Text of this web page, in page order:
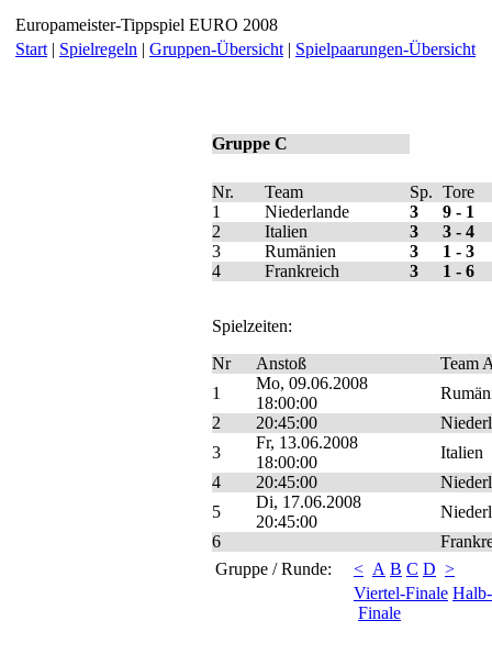
Europameister-Tippspiel EURO 2008
Start | Spielregeln | Gruppen-Übersicht | Spielpaarungen-Übersicht
Gruppe C
Nr. Team Sp. Tore
1
Niederlande 3
9 - 1
2
Italien 3
3 - 4
3
Rumänien 3
1 - 3
4
Frankreich 3 1 - 6
Spielzeiten:
Nr
Anstoß
Team
1
Mo, 09.06.2008
18:00:00
2
20:45:00
3
Fr, 13.06.2008
18:00:00
Italien
4
20:45:00
5
Di, 17.06.2008
20:45:00
6
Gruppe / Runde:
< A B C D >
Viertel-Finale
Finale